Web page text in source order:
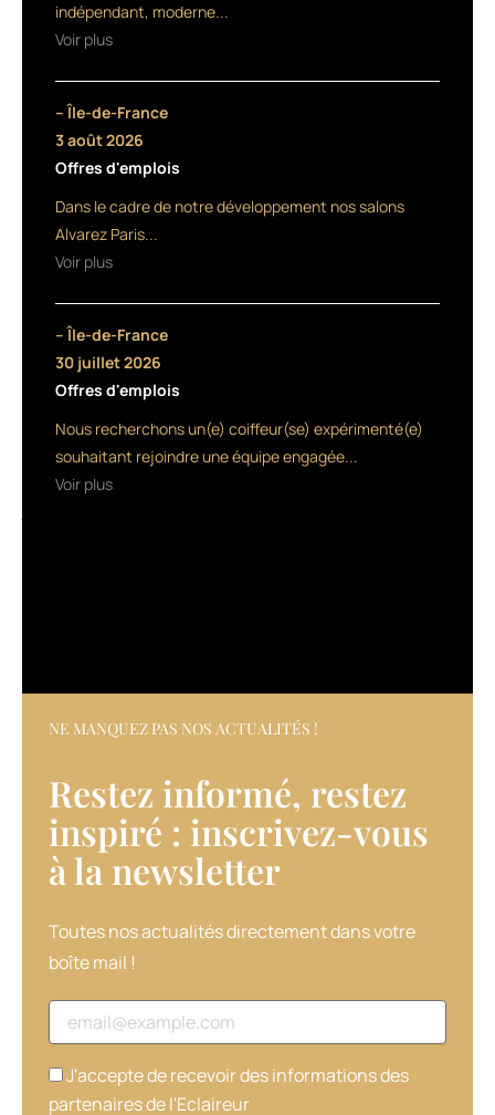
créative
naturelle.
Free-
lance
coiffeur
gravis
échelons
l’équipe
France
coiffure,
d’Europe
monde,
Victor
Bazin
ouvre
propre
salon
2022
Paris,
dans
indépendant, moderne...
Voir plus
– Île-de-France
3 août 2026
Offres d'emplois
Dans le cadre de notre développement nos salons
Alvarez Paris...
Voir plus
– Île-de-France
30 juillet 2026
Offres d'emplois
Nous recherchons un(e) coiffeur(se) expérimenté(e)
souhaitant rejoindre une équipe engagée...
Voir plus
NE MANQUEZ PAS NOS ACTUALITÉS !
Restez informé, restez
inspiré : inscrivez-vous
à la newsletter​
Toutes nos actualités directement dans votre
boîte mail !
Adresse email
J'accepte de recevoir des informations des
partenaires de l'Eclaireur